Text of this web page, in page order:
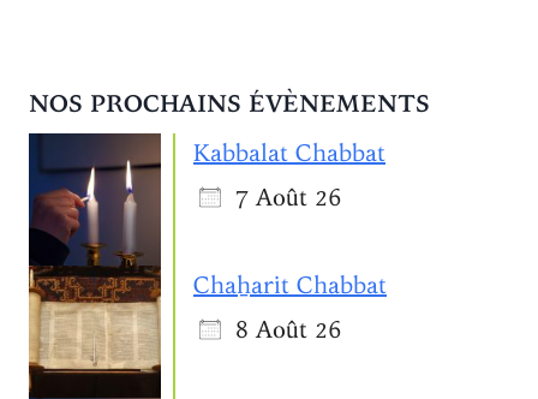
NOS PROCHAINS ÉVÈNEMENTS
Kabbalat Chabbat
7 Août 26
Chaẖarit Chabbat
8 Août 26